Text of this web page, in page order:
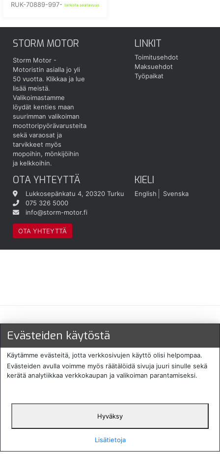
RUK-70889-997- tarkista saatavuus
STORM MOTOR
Storm Motor -
Motoristin asialla jo yli
50 vuotta. Klikkaa ja lue
lisää meistä.
Valikoimastamme
löydät kenties maan
suurimman valikoiman
moottoripyörävarusteita
sekä varaosat ja
tarvikkeet myös
mopoihin, mönkijöihin
ja kelkkoihin.
LINKIT
Toimitusehdot
Maksuehdot
Työpaikat
OTA YHTEYTTÄ
Lukkosepänkatu 4, 20320 Turku
075 326 5000
info@storm-motor.fi
OTA YHTEYTTÄ
KIELI
English Svenska
Maksu- ja toimitustavat
Protecomp
Copyright 2024. All rights
English
Evästeiden käytöstä
Käytämme evästeitä, jotta verkkosivujen käyttö olisi helpompaa.
Evästeiden avulla voimme myös räätälöidä sivuja juuri sinulle sekä
kerätä analytiikkaa verkkokaupan ja valikoiman parantamiseksi.
Hyväksy
Lisätietoja